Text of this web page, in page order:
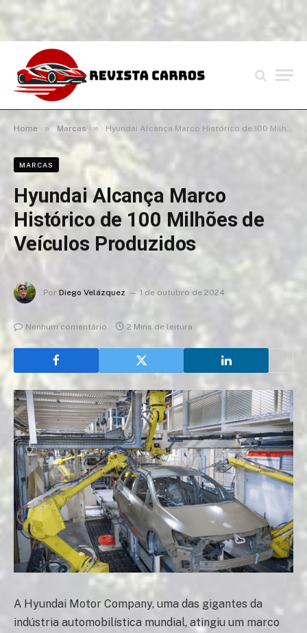
Home » Marcas » Hyundai Alcança Marco Histórico de 100 Milhões de Veículos Produzidos
MARCAS
Hyundai Alcança Marco
Histórico de 100 Milhões de
Veículos Produzidos
Por Diego Velázquez 1 de outubro de 2024
Nenhum comentário 2 Mins de leitura
A Hyundai Motor Company, uma das gigantes da
indústria automobilística mundial, atingiu um marco